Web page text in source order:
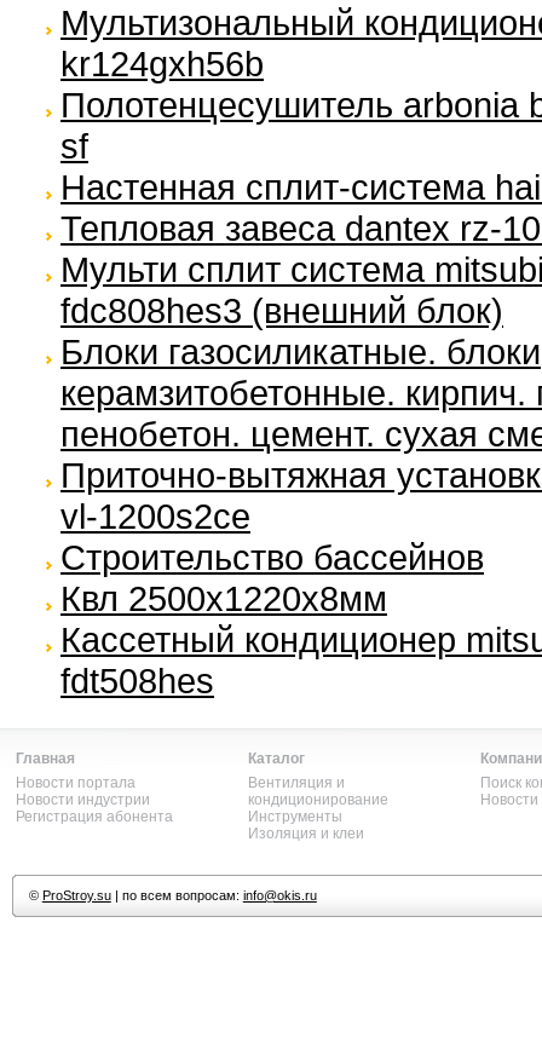
Мультизональный
kr124gxh56b
Полотенцесушитель arbonia
sf
Настенная сплит-система
Тепловая завеса dantex rz-
Мульти сплит система
fdc808hes3 (внешний блок)
Блоки газосиликатные. блоки
керамзитобетонные. кирпич.
пенобетон. цемент. сухая
Приточно-вытяжная
vl-1200s2ce
Строительство бассейнов
Квл 2500х1220х8мм
Кассетный кондиционер
fdt508hes
Главная
Новости портала
Новости индустрии
Регистрация абонента
Каталог
Вентиляция и
кондиционирование
Инструменты
Изоляция и клеи
Поиск
© ProStroy.su| по всем вопросам: info@okis.ru